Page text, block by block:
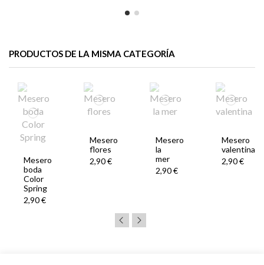
PRODUCTOS DE LA MISMA CATEGORÍA
Mesero
boda
Color
Spring
2,90 €
Mesero
flores
2,90 €
Mesero
la
mer
2,90 €
Mesero
valentina
2,90 €